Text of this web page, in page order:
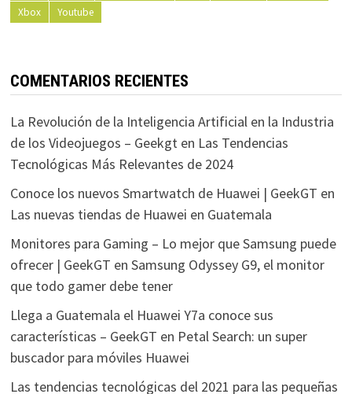
Xbox
Youtube
COMENTARIOS RECIENTES
La Revolución de la Inteligencia Artificial en la Industria
de los Videojuegos – Geekgten Las Tendencias
Tecnológicas Más Relevantes de 2024
Conoce los nuevos Smartwatch de Huawei | GeekGT en
Las nuevas tiendas de Huawei en Guatemala
Monitores para Gaming – Lo mejor que Samsung puede
ofrecer | GeekGT en Samsung Odyssey G9, el monitor
que todo gamer debe tener
Llega a Guatemala el Huawei Y7a conoce sus
características – GeekGT en Petal Search: un super
buscador para móviles Huawei
Las tendencias tecnológicas del 2021 para las pequeñas